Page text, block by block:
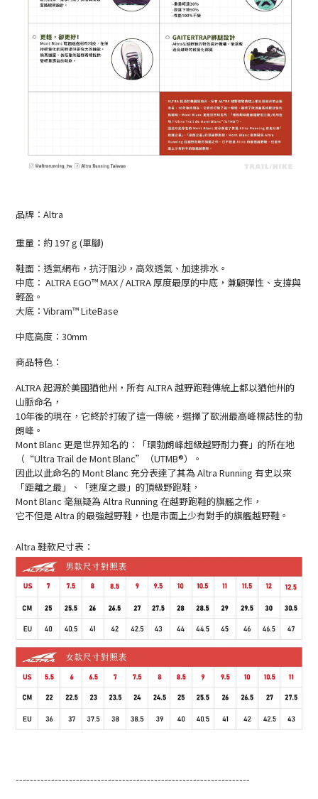
品牌：Altra
重量：約 197 g (單腳)
鞋面：透氣網布，抗汙阻沙，高效透氣、加速排水。
中底： ALTRA EGO™ MAX / ALTRA 厚度最厚的中底，兼顧彈性、支撐與
輕盈。
大底：Vibram™ LiteBase
中底高度：30mm
商品特色：
ALTRA 起源於美國猶他州，所有 ALTRA 越野跑鞋傳統上都以猶他州的
山脈命名，
10年後的現在，它終於打破了這一傳統，選擇了歐洲最高峰標誌性的勃
朗峰。
Mont Blanc 更是世界知名的：「環勃朗峰超級越野耐力賽」的所在地
（“Ultra Trail de Mont Blanc”（UTMB®）。
因此以此命名的 Mont Blanc 充分表達了其為 Altra Running 有史以來
「距離之最」、「速度之最」的頂級野跑鞋，
Mont Blanc 毫無疑為 Altra Running 在越野跑鞋的旗艦之作，
它不但是 Altra 的最強越野鞋，也是市面上少有對手的旗艦越野鞋。
Altra 鞋款尺寸表：
------------------------------------------------------------------